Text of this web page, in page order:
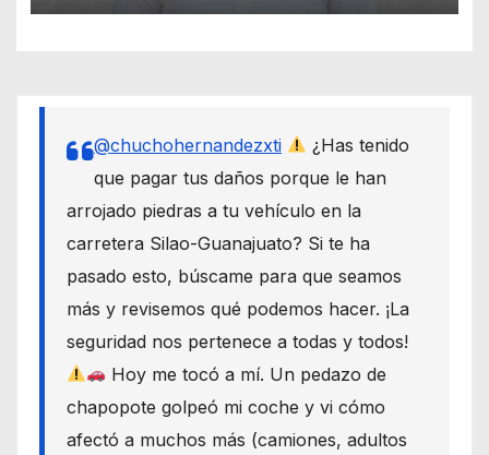
@chuchohernandezxti
¿Has tenido
que pagar tus daños porque le han
arrojado piedras a tu vehículo en la
carretera Silao-Guanajuato? Si te ha
pasado esto, búscame para que seamos
más y revisemos qué podemos hacer. ¡La
seguridad nos pertenece a todas y todos!
Hoy me tocó a mí. Un pedazo de
chapopote golpeó mi coche y vi cómo
afectó a muchos más (camiones, adultos